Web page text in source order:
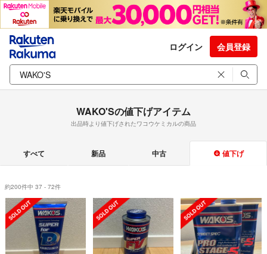
ログイン 会員登録
WAKO'Sの値下げアイテム
出品時より値下げされたワコウケミカルの商品
すべて 新品 中古 値下げ
約200件中 37 - 72件